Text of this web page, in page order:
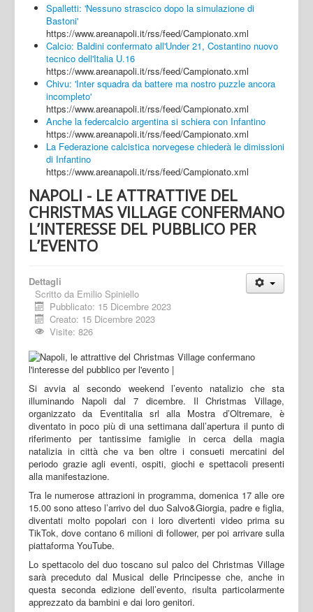
Spalletti: 'Nessuno strascico dopo la simulazione di
Bastoni'
https://www.areanapoli.it/rss/feed/Campionato.xml
Calcio: Baldini confermato all'Under 21, Costantino nuovo
tecnico dell'Italia U.16
https://www.areanapoli.it/rss/feed/Campionato.xml
Chivu: 'Inter squadra da battere ma nostro puzzle ancora
incompleto'
https://www.areanapoli.it/rss/feed/Campionato.xml
Anche la federcalcio argentina si schiera con Infantino
https://www.areanapoli.it/rss/feed/Campionato.xml
La Federazione calcistica norvegese chiederà le dimissioni
di Infantino
https://www.areanapoli.it/rss/feed/Campionato.xml
NAPOLI - LE ATTRATTIVE DEL
CHRISTMAS VILLAGE CONFERMANO
L’INTERESSE DEL PUBBLICO PER
L’EVENTO
Dettagli
Scritto da Emilio Spiniello
Pubblicato: 15 Dicembre 2023
Creato: 15 Dicembre 2023
Visite: 826
Si avvia al secondo weekend l’evento natalizio che sta
illuminando Napoli dal 7 dicembre. Il Christmas Village,
organizzato da Eventitalia srl alla Mostra d’Oltremare, è
diventato in poco più di una settimana dall’apertura il punto di
riferimento per tantissime famiglie in cerca della magia
natalizia in città che va ben oltre i consueti mercatini del
periodo grazie agli eventi, ospiti, giochi e spettacoli presenti
alla manifestazione.
Tra le numerose attrazioni in programma, domenica 17 alle ore
15.00 sono atteso l’arrivo del duo Salvo&Giorgia, padre e figlia,
diventati molto popolari con i loro divertenti video prima su
TikTok, dove contano 6 milioni di follower, per poi arrivare sulla
piattaforma YouTube.
Lo spettacolo del duo toscano sul palco del Christmas Village
sarà preceduto dal Musical delle Principesse che, anche in
questa seconda edizione dell’evento, risulta particolarmente
apprezzato da bambini e dai loro genitori.